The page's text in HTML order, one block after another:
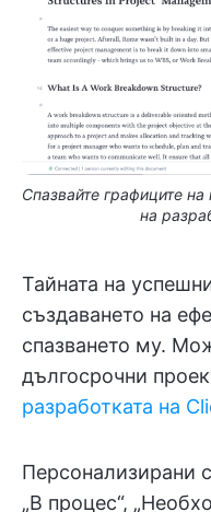
Спазвайте графиците
на
Тайната на
създаването на
спазването му.
дългосрочни
разработката на
Персонализирани
„В процес“,